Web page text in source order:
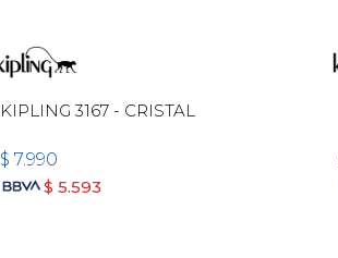
KIPLING 3167 - CRISTAL
$ 7.990
$ 5.593